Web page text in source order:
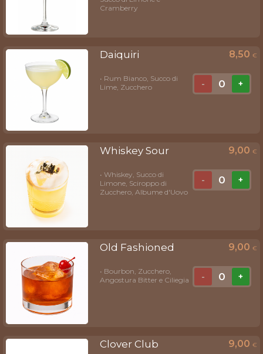
Cramberry
Daiquiri 8,50 €
• Rum Bianco, Succo di
Lime, Zucchero
- 0 +
Whiskey Sour 9,00 €
• Whiskey, Succo di
Limone, Sciroppo di
Zucchero, Albume d'Uovo
- 0 +
Old Fashioned 9,00 €
• Bourbon, Zucchero,
Angostura Bitter e Ciliegia
- 0 +
Clover Club 9,00 €